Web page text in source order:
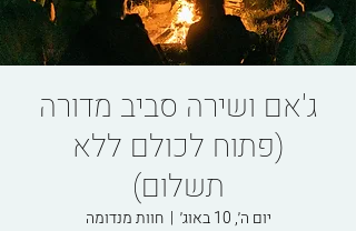
ג'אם ושירה סביב מדורה
(פתוח לכולם ללא
תשלום)
יום ה׳, 10 באוג׳
  |
חוות מנדומה